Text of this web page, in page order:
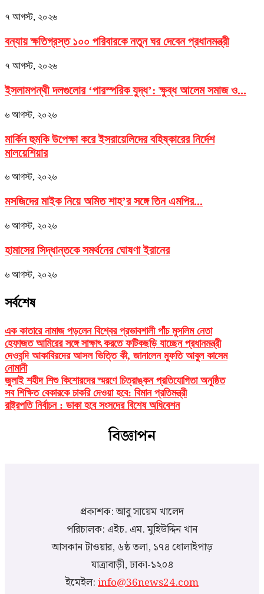
৭ আগস্ট, ২০২৬
বন্যায় ক্ষতিগ্রস্ত ১০০ পরিবারকে নতুন ঘর দেবেন প্রধানমন্ত্রী
৭ আগস্ট, ২০২৬
ইসলামপন্থী দলগুলোর ‘পারস্পরিক যুদ্ধ’: ক্ষুব্ধ আলেম সমাজ ও...
৬ আগস্ট, ২০২৬
মার্কিন হুমকি উপেক্ষা করে ইসরায়েলিদের বহিষ্কারের নির্দেশ
মালয়েশিয়ার
৬ আগস্ট, ২০২৬
মসজিদের মাইক নিয়ে অমিত শাহ’র সঙ্গে তিন এমপির...
৬ আগস্ট, ২০২৬
হামাসের সিদ্ধান্তকে সমর্থনের ঘোষণা ইরানের
৬ আগস্ট, ২০২৬
সর্বশেষ
এক কাতারে নামাজ পড়লেন বিশ্বের প্রভাবশালী পাঁচ মুসলিম নেতা
হেফাজত আমিরের সঙ্গে সাক্ষাৎ করতে ফটিকছড়ি যাচ্ছেন প্রধানমন্ত্রী
দেওবন্দি আকাবিরদের আসল ভিত্তি কী, জানালেন মুফতি আবুল কাসেম
নোমানী
জুলাই শহীদ শিশু কিশোরদের স্মরণে চিত্রাঙ্কন প্রতিযোগিতা অনুষ্ঠিত
সব শিক্ষিত বেকারকে চাকরি দেওয়া হবে: বিমান প্রতিমন্ত্রী
রাষ্ট্রপতি নির্বাচন : ডাকা হবে সংসদের বিশেষ অধিবেশন
বিজ্ঞাপন
প্রকাশক: আবু সায়েম খালেদ
পরিচালক: এইচ. এম. মুহিউদ্দিন খান
আসকান টাওয়ার, ৬ষ্ঠ তলা, ১৭৪ ধোলাইপাড়
যাত্রাবাড়ী, ঢাকা-১২০৪
ইমেইল:info@36news24.com